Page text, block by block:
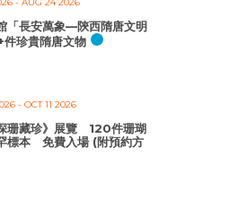
「長安萬象—陝西隋唐文明
件珍貴隋唐文物
- OCT 11 2026
珊藏珍》展覽 120件珊瑚
標本 免費入場 (附預約方